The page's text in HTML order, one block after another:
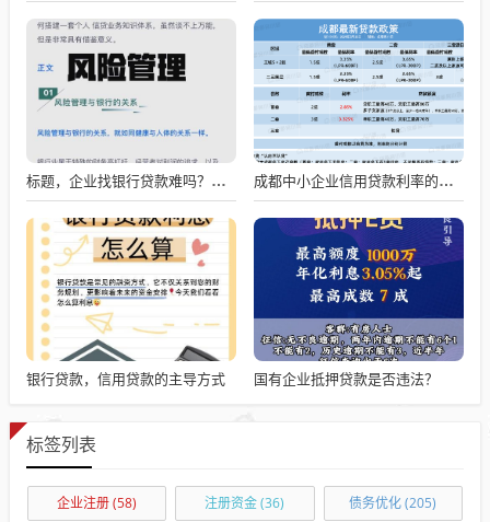
标题，企业找银行贷款难吗？深度剖析与应对策略 成都中小企业信用贷款利率的影响因素与应对策略
银行贷款，信用贷款的主导方式 国有企业抵押贷款是否违法？
标签列表
企业注册(58) 注册资金(36) 债务优化(205)